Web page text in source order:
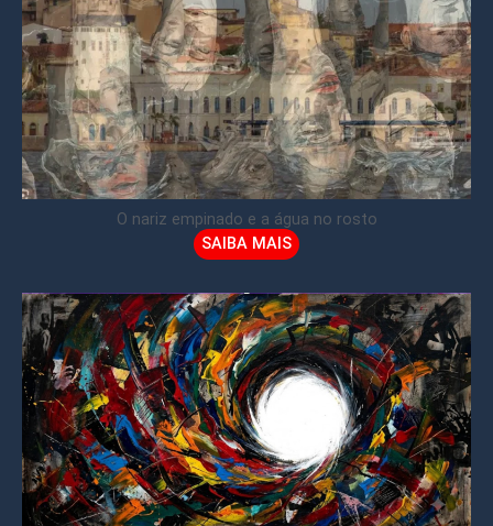
O nariz empinado e a água no rosto
SAIBA MAIS